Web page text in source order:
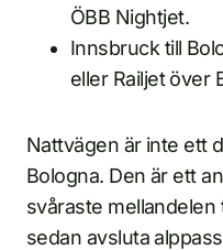
ÖBB Nightjet.
Innsbruck till
eller Railjet över
Nattvägen är inte ett
Bologna. Den är ett
svåraste mellandelen
sedan avsluta